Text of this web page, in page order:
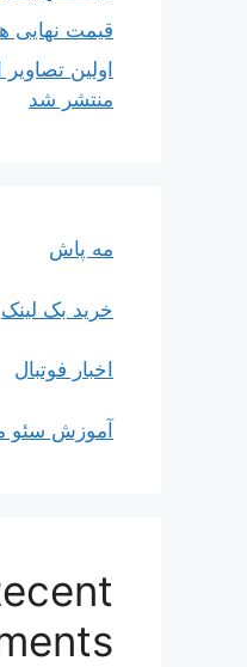
قیمت نهایی
منتشر شد
مه پاش
خرید بک لینک
اخبار فوتبال
آموزش سئو